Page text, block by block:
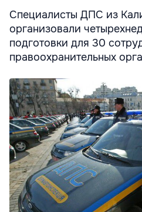
Специалисты ДПС из
организовали
подготовки для 30
правоохранительных